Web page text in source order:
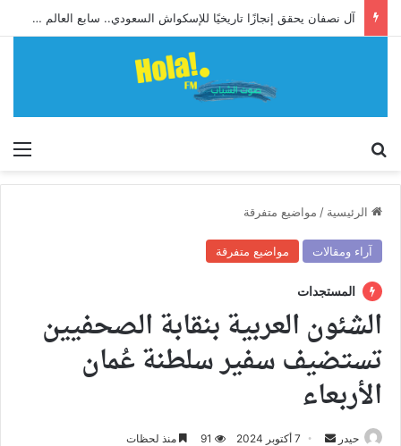
آل نصفان يحقق إنجازًا تاريخيًا للإسكواش السعودي.. سابع العالم وأول آسيوي يبلغ ربع نهائي بطولة العالم للشباب
الرئيسية / مواضيع متفرقة
آراء ومقالات مواضيع متفرقة
المستجدات
الشئون العربية بنقابة الصحفيين
تستضيف سفير سلطنة عُمان
الأربعاء
حيدر
أرسل 7 أكتوبر 2024 91 منذ لحظات